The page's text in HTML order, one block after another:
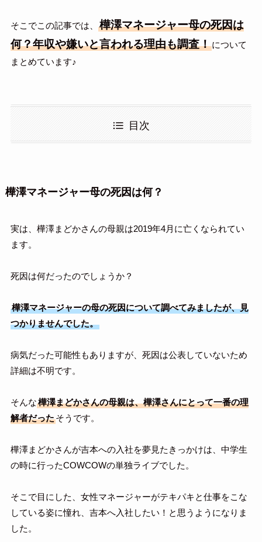
そこでこの記事では、
樺澤マネージャー母の死因は
何？年収や嫌いと言われる理由も調査！について
まとめています♪
目次
樺澤マネージャー母の死因は何？
実は、樺澤まどかさんの母親は2019年4月に亡くなられてい
ます。
死因は何だったのでしょうか？
樺澤マネージャーの母の死因について調べてみましたが、見
つかりませんでした。
病気だった可能性もありますが、死因は公表していないため
詳細は不明です。
そんな樺澤まどかさんの母親は、樺澤さんにとって一番の理
解者だったそうです。
樺澤まどかさんが吉本への入社を夢見たきっかけは、中学生
の時に行ったCOWCOWの単独ライブでした。
そこで目にした、女性マネージャーがテキパキと仕事をこな
している姿に憧れ、吉本へ入社したい！と思うようになりま
した。